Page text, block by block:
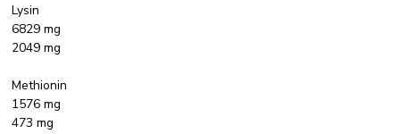
Lysin
6829 mg
2049 mg
Methionin
1576 mg
473 mg